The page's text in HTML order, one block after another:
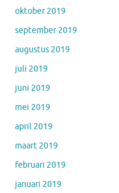
oktober 2019
september 2019
augustus 2019
juli 2019
juni 2019
mei 2019
april 2019
maart 2019
februari 2019
januari 2019